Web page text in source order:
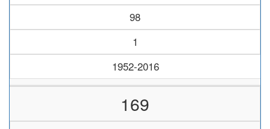
98
1
1952-2016
169